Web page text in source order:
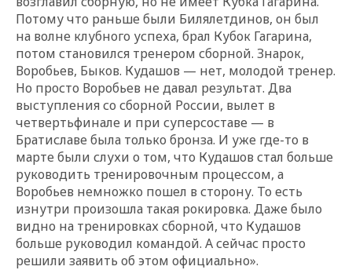
Потому что раньше были Билялетдинов, он был
на волне клубного успеха, брал Кубок Гагарина,
потом становился тренером сборной. Знарок,
Воробьев, Быков. Кудашов — нет, молодой тренер.
Но просто Воробьев не давал результат. Два
выступления со сборной России, вылет в
четвертьфинале и при суперсоставе — в
Братиславе была только бронза. И уже где-то в
марте были слухи о том, что Кудашов стал больше
руководить тренировочным процессом, а
Воробьев немножко пошел в сторону. То есть
изнутри произошла такая рокировка. Даже было
видно на тренировках сборной, что Кудашов
больше руководил командой. А сейчас просто
решили заявить об этом официально».